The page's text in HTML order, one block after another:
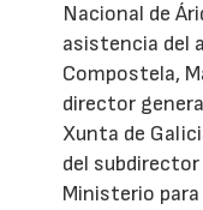
Nacional de
asistencia del
Compostela,
director
Xunta de
del subdirector
Ministerio